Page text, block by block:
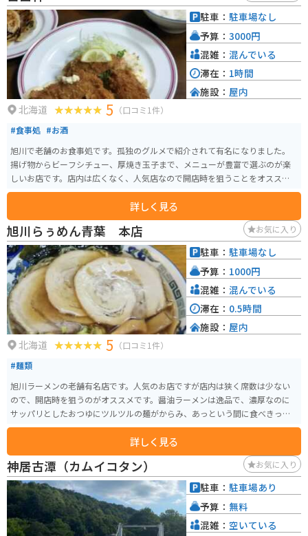
の駅周辺には、広大な田園風景が広がっているので、ツーリングの休憩にも
最適な場所です。
北海道 5 （口コミ1件）
#食事処 #お酒
旭川で老舗のお食事処です。孤独のグルメで紹介されて有名になりました。
揚げ物からビーフシチュー、厚焼き玉子まで、メニューが豊富で選ぶのが楽
しいお店です。店内は広くなく、人気店なので開店時を狙うことをオススメ
します。
詳しく見る
駐車： 駐車場なし
予算： 3000円
混雑： 混んでいる
滞在： 1時間
施設： 屋内
旭川らぅめん青葉 本店 お気に入り
北海道 5 （口コミ1件）
#麺類
旭川ラーメンの老舗有名店です。人気のお店ですが店内は狭く席数は少ない
ので、開店時を狙うのがオススメです。醤油ラーメンは逸品で、濃厚なのに
サッパリとしたおつゆにツルツルの麺がからみ、あっという間に食べきって
しまいます。
詳しく見る
駐車： 駐車場なし
予算： 1000円
混雑： 混んでいる
滞在： 0.5時間
施設： 屋内
神居古潭（カムイコタン） お気に入り
駐車： 駐車場あり
予算： 無料
混雑： 空いている